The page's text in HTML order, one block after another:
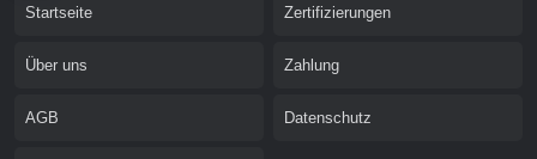
Startseite Zertifizierungen
Über uns Zahlung
AGB Datenschutz